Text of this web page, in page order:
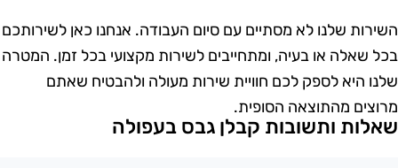
שלנו לא מסתיים עם סיום העבודה. אנחנו כאן לשירותכם
שאלה או בעיה, ומתחייבים לשירות מקצועי בכל זמן. המטרה
היא לספק לכם חוויית שירות מעולה ולהבטיח שאתם
מהתוצאה הסופית.
ותשובות קבלן גבס בעפולה